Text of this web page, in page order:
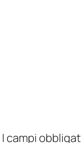
I campi